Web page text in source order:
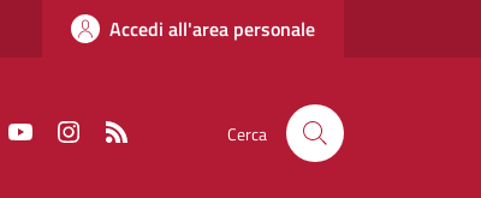
Accedi all'area personale
FaceboookYoutubeInstagram Cerca